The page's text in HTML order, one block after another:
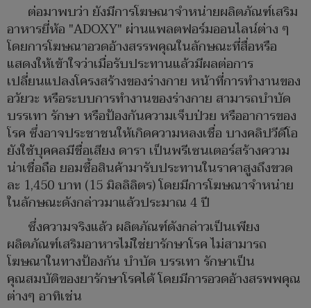
ต่อมาพบว่า ยังมีการโฆษณาจำหน่ายผลิตภัณฑ์เสริม
อาหารยี่ห้อ "ADOXY" ผ่านแพลตฟอร์มออนไลน์ต่าง ๆ
โดยการโฆษณาอวดอ้างสรรพคุณในลักษณะที่สื่อหรือ
แสดงให้เข้าใจว่าเมื่อรับประทานแล้วมีผลต่อการ
เปลี่ยนแปลงโครงสร้างของร่างกาย หน้าที่การทำงานของ
อวัยวะ หรือระบบการทำงานของร่างกาย สามารถบำบัด
บรรเทา รักษา หรือป้องกันความเจ็บป่วย หรืออาการของ
โรค ซึ่งอาจประชาชนให้เกิดความหลงเชื่อ บางคลิปวีดีโอ
ยังใช้บุคคลมีชื่อเสียง ดารา เป็นพรีเซนเตอร์สร้างความ
น่าเชื่อถือ ยอมซื้อสินค้ามารับประทานในราคาสูงถึงขวด
ละ 1,450 บาท (15 มิลลิลิตร) โดยมีการโฆษณาจำหน่าย
ในลักษณะดังกล่าวมาแล้วประมาณ 4 ปี
ซึ่งความจริงแล้ว ผลิตภัณฑ์ดังกล่าวเป็นเพียง
ผลิตภัณฑ์เสริมอาหารไม่ใช่ยารักษาโรค ไม่สามารถ
โฆษณาในทางป้องกัน บำบัด บรรเทา รักษาเป็น
คุณสมบัติของยารักษาโรคได้ โดยมีการอวดอ้างสรพพคุณ
ต่างๆ อาทิเช่น